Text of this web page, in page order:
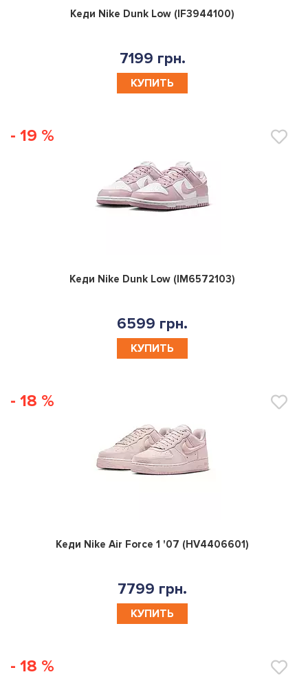
0
Кеди Nike Dunk Low (IF3944100)
7199 грн.
КУПИТЬ
- 19 %
0
Кеди Nike Dunk Low (IM6572103)
6599 грн.
КУПИТЬ
- 18 %
0
Кеди Nike Air Force 1 '07 (HV4406601)
7799 грн.
КУПИТЬ
- 18 %